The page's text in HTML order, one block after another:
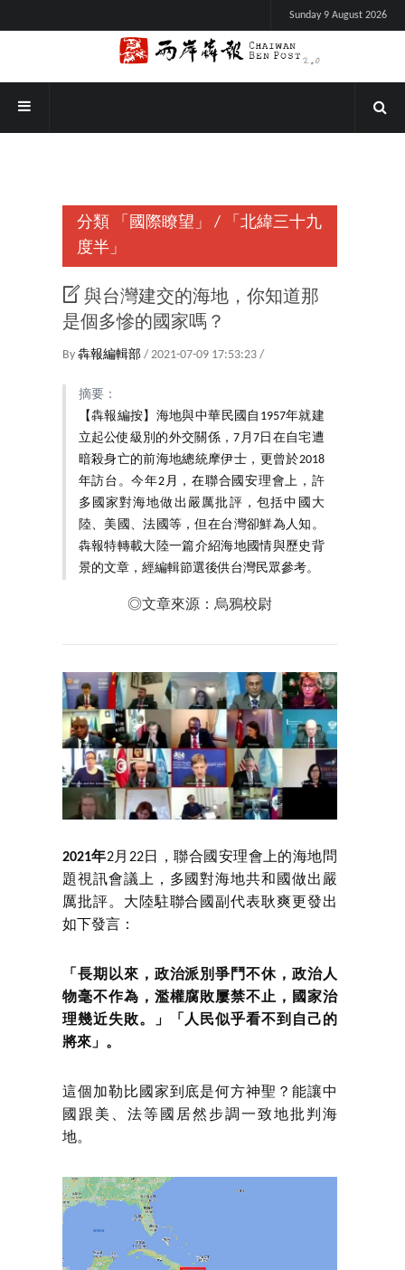
Sunday 9 August 2026
分類 「國際瞭望」 /
「北緯三十九
度半」
與台灣建交的海地，你知道那
是個多慘的國家嗎？
By 犇報編輯部 / 2021-07-09 17:53:23 /
摘要：
【犇報編按】海地與中華民國自1957年就建
立起公使級別的外交關係，7月7日在自宅遭
暗殺身亡的前海地總統摩伊士，更曾於2018
年訪台。今年2月，在聯合國安理會上，許
多國家對海地做出嚴厲批評，包括中國大
陸、美國、法國等，但在台灣卻鮮為人知。
犇報特轉載大陸一篇介紹海地國情與歷史背
景的文章，經編輯節選後供台灣民眾參考。
◎文章來源：烏鴉校尉
2021年2月22日，聯合國安理會上的海地問
題視訊會議上，多國對海地共和國做出嚴
厲批評。大陸駐聯合國副代表耿爽更發出
如下發言：
「長期以來，政治派別爭鬥不休，政治人
物毫不作為，濫權腐敗屢禁不止，國家治
理幾近失敗。」「人民似乎看不到自己的
將來」。
這個加勒比國家到底是何方神聖？能讓中
國跟美、法等國居然步調一致地批判海
地。